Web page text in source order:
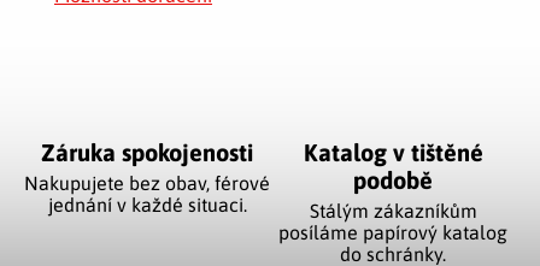
Záruka spokojenosti
Nakupujete bez obav, férové
jednání v každé situaci.
Katalog v tištěné
podobě
Stálým zákazníkům
posíláme papírový katalog
do schránky.